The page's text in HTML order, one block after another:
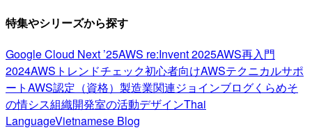
特集やシリーズから探す
Google Cloud Next ’25AWS re:Invent 2025AWS再入門
2024AWSトレンドチェック初心者向けAWSテクニカルサポ
ートAWS認定（資格） 製造業関連ジョインブログくらめそ
の情シス組織開発室の活動デザインThai
LanguageVietnamese Blog